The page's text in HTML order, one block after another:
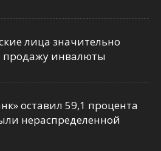
лица значительно
продажу инвалюты
оставил 59,1 процента
нераспределенной